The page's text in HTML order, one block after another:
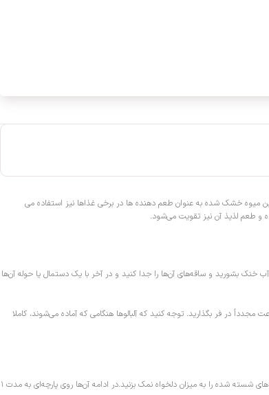
میوه خشک شده به عنوان طعم دهنده ها در برخی غذاها نیز استفاده می
و طعم لذیذ آن نیز تقویت می‌شود.
خنک بشورید و ساقه‌های آن‌ها را جدا کنید و در آخر با یک دستمال یا حوله آن‌ها
روی یک سینی شیرینی پزی بچینید و در دمای ۷۴ درجه سانتی گراد برای حدود ۳ ساعت در فر بگذارید. پس از آن که آلبالو‌ها کمی چروک شدند، دما را به ۵۷ درجه کاهش دهید و برای ۱۶ تا ۲۴ ساعت مجدداً در فر بگذارید. توجه کنید که آلبالو‌ها هنگامی که آماده می‌شوند، کاملا
در این بخش برایتان روش‌ خشک کردن آلبالو را به وسیله نور آفتاب آموزش می‌دهیم. توجه کنید که مقدار نمک آن توسط خودتان قابل تنظیم خواهد بود. ابتدا دم آلبالو‌ها را بگیرید سپس بشوئید. سپس آلبالو‌های شسته شده را به میزان دلخواه نمک بزنید.در ادامه آن‌ها روی پارچه‌ای به مدت ۱